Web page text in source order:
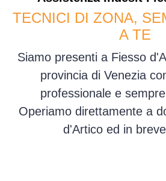
TECNICI DI ZONA,
A TE
Siamo presenti a Fiesso
provincia di Venezia
professionale e
Operiamo direttamente a
d'Artico ed in